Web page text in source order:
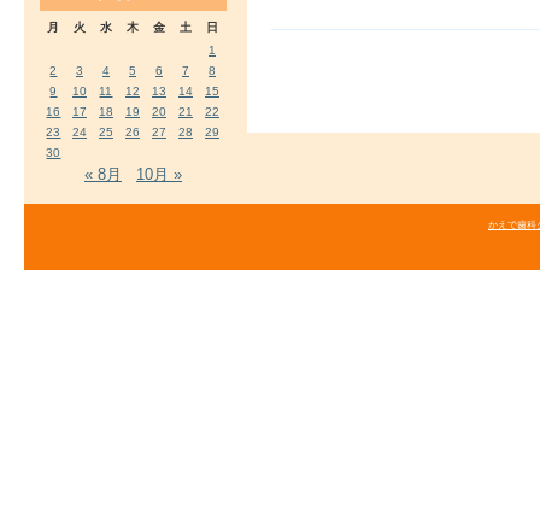
月 火 水 木 金 土
日
1
2
3 4 5 6 7
8
9
10 11 12 13 14
15
16
17 18 19 20 21
22
23
24 25 26 27 28
29
30
« 8月 10月 »
かえで歯科